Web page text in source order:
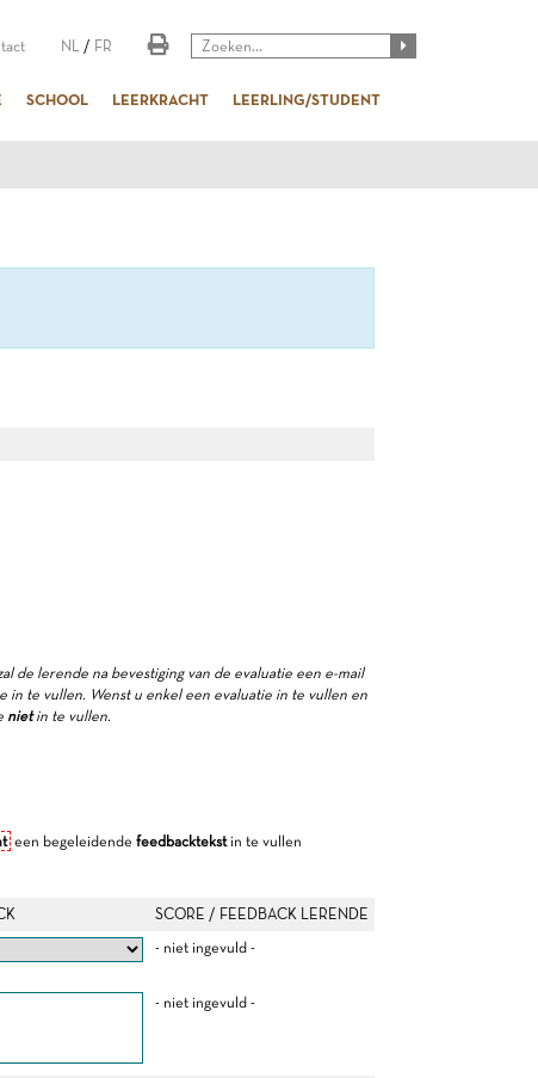
NL / FR
SCHOOL LEERKRACHT LEERLING/STUDENT
de lerende na bevestiging van de evaluatie een e-mail
in te vullen. Wenst u enkel een evaluatie in te vullen en
nietin te vullen.
een begeleidende feedbacktekstin te vullen
SCORE / FEEDBACK LERENDE
- niet ingevuld -
- niet ingevuld -